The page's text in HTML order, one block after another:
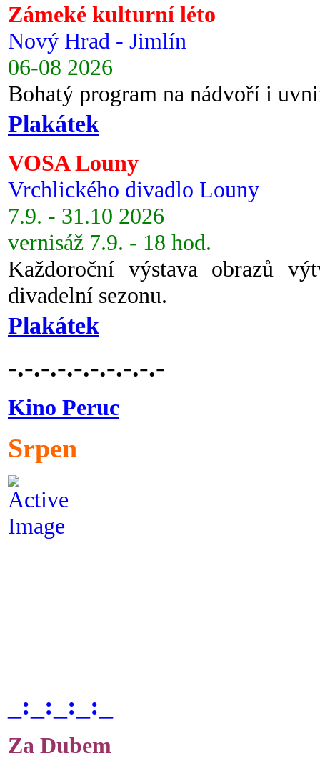
Zámeké kulturní léto
Nový Hrad - Jimlín
06-08 2026
Bohatý program na nádvoří i
Plakátek
VOSA Louny
Vrchlického divadlo Louny
7.9. - 31.10 2026
vernisáž 7.9. - 18 hod.
Každoroční výstava obrazů
divadelní sezonu.
Plakátek
-.-.-.-.-.-.-.-.-.-
Kino Peruc
Srpen
_:_:_:_:_
Za Dubem